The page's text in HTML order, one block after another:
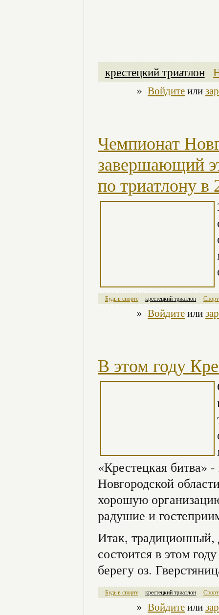
крестецкий триатлон
» Войдитеили
Чемпионат
завершающий
по триатлону в
Будь в спорте крестецкий триатлон
» Войдитеили
В этом году
«Крестецкая битва»
Новгородской
хорошую
радушие и
Итак,
состоится в этом
берегу оз.
Будь в спорте крестецкий триатлон
» Войдитеили